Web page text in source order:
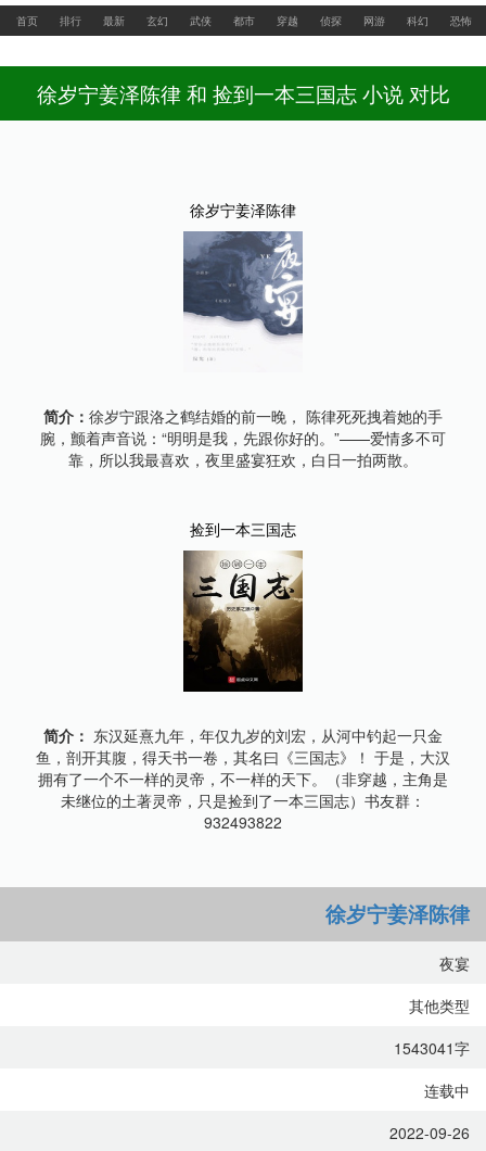
首页 排行 最新 玄幻 武侠 都市 穿越 侦探 网游 科幻 恐怖
最新网址：www.feishuwx.la
徐岁宁姜泽陈律 和 捡到一本三国志 小说 对比
徐岁宁姜泽陈律
简介： 徐岁宁跟洛之鹤结婚的前一晚， 陈律死死拽着她的手
腕，颤着声音说：“明明是我，先跟你好的。”——爱情多不可
靠，所以我最喜欢，夜里盛宴狂欢，白日一拍两散。
捡到一本三国志
简介： 东汉延熹九年，年仅九岁的刘宏，从河中钓起一只金
鱼，剖开其腹，得天书一卷，其名曰《三国志》！ 于是，大汉
拥有了一个不一样的灵帝，不一样的天下。（非穿越，主角是
未继位的土著灵帝，只是捡到了一本三国志）书友群：
932493822
徐岁宁姜泽陈律
夜宴
其他类型
1543041字
连载中
2022-09-26